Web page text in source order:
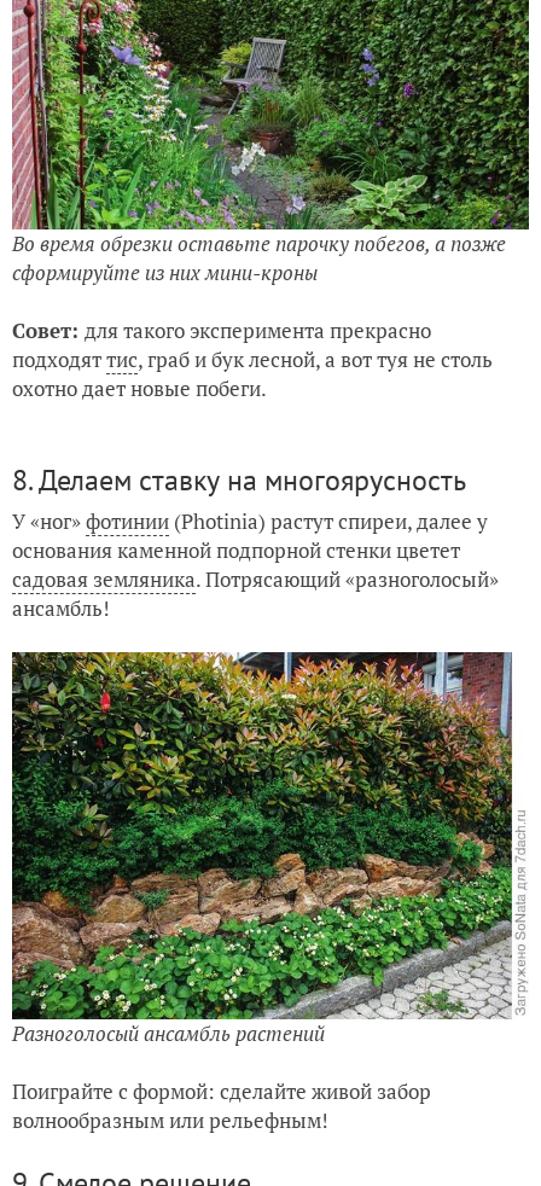
Во время обрезки оставьте парочку побегов, а позже
сформируйте из них мини-кроны
Совет: для такого эксперимента прекрасно
подходяттис, граб и бук лесной, а вот туя не столь
охотно дает новые побеги.
8. Делаем ставку на многоярусность
У «ног»фотинии (Photinia) растут спиреи, далее у
основания каменной подпорной стенки цветет
садовая земляника. Потрясающий «разноголосый»
ансамбль!
Разноголосый ансамбль растений
Поиграйте с формой: сделайте живой забор
волнообразным или рельефным!